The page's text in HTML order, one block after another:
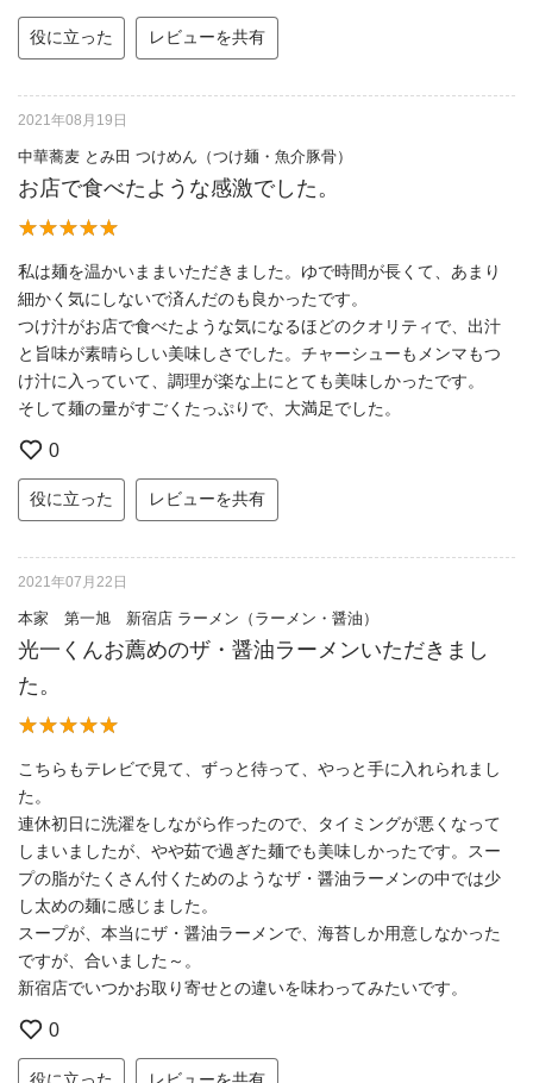
役に立った レビューを共有
2021年08月19日
中華蕎麦 とみ田 つけめん（つけ麺・魚介豚骨）
お店で食べたような感激でした。
私は麺を温かいままいただきました。ゆで時間が長くて、あまり
細かく気にしないで済んだのも良かったです。
つけ汁がお店で食べたような気になるほどのクオリティで、出汁
と旨味が素晴らしい美味しさでした。チャーシューもメンマもつ
け汁に入っていて、調理が楽な上にとても美味しかったです。
そして麺の量がすごくたっぷりで、大満足でした。
0
役に立った レビューを共有
2021年07月22日
本家 第一旭 新宿店 ラーメン（ラーメン・醤油）
光一くんお薦めのザ・醤油ラーメンいただきまし
た。
こちらもテレビで見て、ずっと待って、やっと手に入れられまし
た。
連休初日に洗濯をしながら作ったので、タイミングが悪くなって
しまいましたが、やや茹で過ぎた麺でも美味しかったです。スー
プの脂がたくさん付くためのようなザ・醤油ラーメンの中では少
し太めの麺に感じました。
スープが、本当にザ・醤油ラーメンで、海苔しか用意しなかった
ですが、合いました～。
新宿店でいつかお取り寄せとの違いを味わってみたいです。
0
役に立った レビューを共有